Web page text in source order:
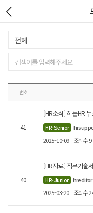
번호
41
[HR소식] 히든HR
HR-Senior
2025-10-09 조회수 9
40
[HR자료] 직무기술
HR-Junior hreditor
2025-03-20 조회수